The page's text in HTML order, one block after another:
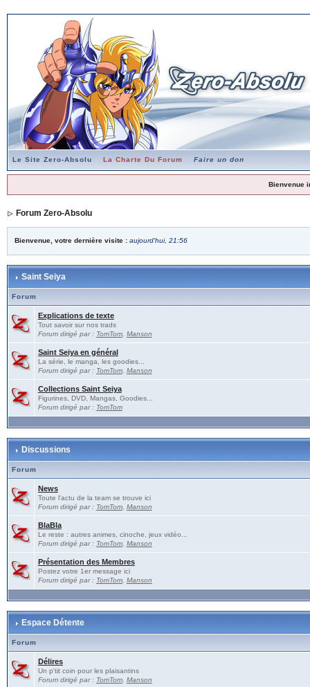
Le Site Zero-Absolu La Charte Du Forum Faire un don
Bienvenue
Forum Zero-Absolu
Bienvenue, votre dernière visite : aujourd'hui, 21:56
Saint Seiya
Forum
Explications de texte
Tout savoir sur nos trads
Forum dirigé par : TomTom, Manson
Saint Seiya en général
La série, le manga, les goodies...
Forum dirigé par : TomTom, Manson
Collections Saint Seiya
Figurines, DVD, Mangas, Goodies...
Forum dirigé par : TomTom
Discussions
Forum
News
Toute l'actu de la team se trouve ici
Forum dirigé par : TomTom, Manson
BlaBla
Le reste : autres animes, cinoche, jeux vidéo...
Forum dirigé par : TomTom, Manson
Présentation des Membres
Postez votre 1er message ici
Forum dirigé par : TomTom, Manson
Espace Détente
Forum
Délires
Un p'tit coin pour les plaisantins
Forum dirigé par : TomTom, Manson